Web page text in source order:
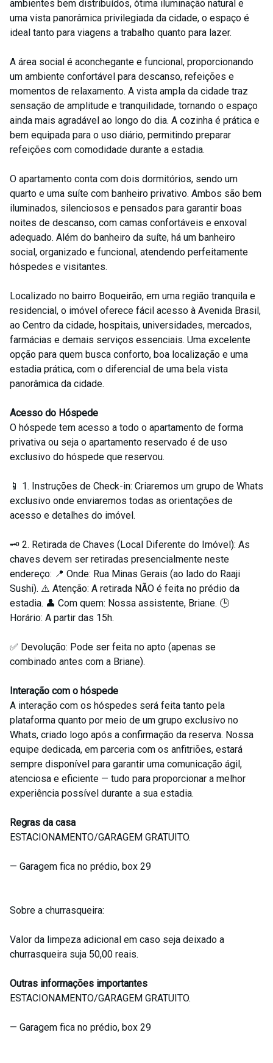
ambientes bem distribuídos, ótima iluminação natural e
uma vista panorâmica privilegiada da cidade, o espaço é
ideal tanto para viagens a trabalho quanto para lazer.
A área social é aconchegante e funcional, proporcionando
um ambiente confortável para descanso, refeições e
momentos de relaxamento. A vista ampla da cidade traz
sensação de amplitude e tranquilidade, tornando o espaço
ainda mais agradável ao longo do dia. A cozinha é prática e
bem equipada para o uso diário, permitindo preparar
refeições com comodidade durante a estadia.
O apartamento conta com dois dormitórios, sendo um
quarto e uma suíte com banheiro privativo. Ambos são bem
iluminados, silenciosos e pensados para garantir boas
noites de descanso, com camas confortáveis e enxoval
adequado. Além do banheiro da suíte, há um banheiro
social, organizado e funcional, atendendo perfeitamente
hóspedes e visitantes.
Localizado no bairro Boqueirão, em uma região tranquila e
residencial, o imóvel oferece fácil acesso à Avenida Brasil,
ao Centro da cidade, hospitais, universidades, mercados,
farmácias e demais serviços essenciais. Uma excelente
opção para quem busca conforto, boa localização e uma
estadia prática, com o diferencial de uma bela vista
panorâmica da cidade.
Acesso do Hóspede
O hóspede tem acesso a todo o apartamento de forma
privativa ou seja o apartamento reservado é de uso
exclusivo do hóspede que reservou.
📱 1. Instruções de Check-in: Criaremos um grupo de Whats
exclusivo onde enviaremos todas as orientações de
acesso e detalhes do imóvel.
🗝️ 2. Retirada de Chaves (Local Diferente do Imóvel): As
chaves devem ser retiradas presencialmente neste
endereço: 📍 Onde: Rua Minas Gerais (ao lado do Raaji
Sushi). ⚠️ Atenção: A retirada NÃO é feita no prédio da
estadia. 👤 Com quem: Nossa assistente, Briane. 🕒
Horário: A partir das 15h.
✅ Devolução: Pode ser feita no apto (apenas se
combinado antes com a Briane).
Interação com o hóspede
A interação com os hóspedes será feita tanto pela
plataforma quanto por meio de um grupo exclusivo no
Whats, criado logo após a confirmação da reserva. Nossa
equipe dedicada, em parceria com os anfitriões, estará
sempre disponível para garantir uma comunicação ágil,
atenciosa e eficiente — tudo para proporcionar a melhor
experiência possível durante a sua estadia.
Regras da casa
ESTACIONAMENTO/GARAGEM GRATUITO.
— Garagem fica no prédio, box 29
Sobre a churrasqueira:
Valor da limpeza adicional em caso seja deixado a
churrasqueira suja 50,00 reais.
Outras informações importantes
ESTACIONAMENTO/GARAGEM GRATUITO.
— Garagem fica no prédio, box 29